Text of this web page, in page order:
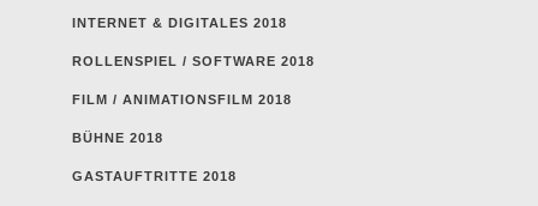
INTERNET & DIGITALES 2018
ROLLENSPIEL / SOFTWARE 2018
FILM / ANIMATIONSFILM 2018
BÜHNE 2018
GASTAUFTRITTE 2018